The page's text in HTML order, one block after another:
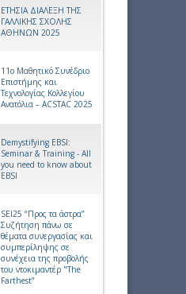
ΕΤΗΣΙΑ ΔΙΑΛΕΞΗ ΤΗΣ
ΓΑΛΛΙΚΗΣ ΣΧΟΛΗΣ
ΑΘΗΝΩΝ 2025
11ο Μαθητικό Συνέδριο
Επιστήμης και
Τεχνολογίας Κολλεγίου
Ανατόλια – ACSTAC 2025
Demystifying EBSI:
Seminar & Training - All
you need to know about
EBSI
SEI25 “Προς τα άστρα”
Συζήτηση πάνω σε
θέματα συνεργασίας και
συμπερίληψης σε
συνέχεια της προβολής
του ντοκιμαντέρ "The
Farthest”